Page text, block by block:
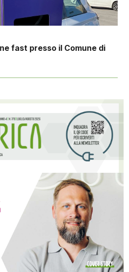
fast presso il Comune di